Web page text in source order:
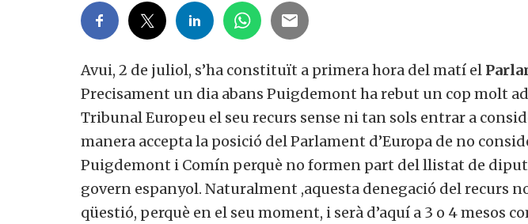
Avui, 2 de juliol, s’ha constituït a primera hora del matí el
Precisament un dia abans Puigdemont ha rebut un cop molt
Tribunal Europeu el seu recurs sense ni tan sols entrar a
manera accepta la posició del Parlament d’Europa de no
Puigdemont i Comín perquè no formen part del llistat de
govern espanyol. Naturalment ,aquesta denegació del recurs
qüestió, perquè en el seu moment, i serà d’aquí a 3 o 4 mesos